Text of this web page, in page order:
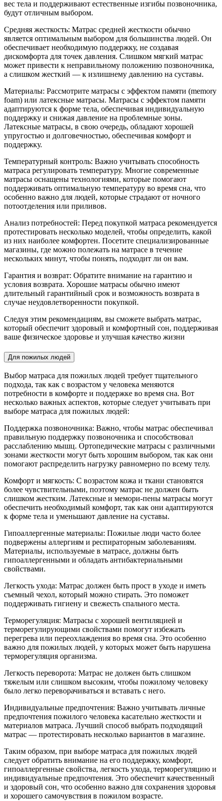
вес тела и поддерживают естественные изгибы позвоночника,
будут отличным выбором.
Средняя жесткость: Матрас средней жесткости обычно
является оптимальным выбором для большинства людей. Он
обеспечивает необходимую поддержку, не создавая
дискомфорта для точек давления. Слишком мягкий матрас
может привести к неправильному положению позвоночника,
а слишком жесткий — к излишнему давлению на суставы.
Материалы: Рассмотрите матрасы с эффектом памяти (memory
foam) или латексные матрасы. Матрасы с эффектом памяти
адаптируются к форме тела, обеспечивая индивидуальную
поддержку и снижая давление на проблемные зоны.
Латексные матрасы, в свою очередь, обладают хорошей
упругостью и долговечностью, обеспечивая комфорт и
поддержку.
Температурный контроль: Важно учитывать способность
матраса регулировать температуру. Многие современные
матрасы оснащены технологиями, которые помогают
поддерживать оптимальную температуру во время сна, что
особенно важно для людей, которые страдают от ночного
потоотделения или приливов.
Анализ потребностей: Перед покупкой матраса рекомендуется
протестировать несколько моделей, чтобы определить, какой
из них наиболее комфортен. Посетите специализированные
магазины, где можно полежать на матрасе в течение
нескольких минут, чтобы понять, подходит ли он вам.
Гарантия и возврат: Обратите внимание на гарантию и
условия возврата. Хорошие матрасы обычно имеют
длительный гарантийный срок и возможность возврата в
случае неудовлетворенности покупкой.
Следуя этим рекомендациям, вы сможете выбрать матрас,
который обеспечит здоровый и комфортный сон, поддерживая
ваше физическое здоровье и улучшая качество жизни
Для пожилых людей
Выбор матраса для пожилых людей требует тщательного
подхода, так как с возрастом у человека меняются
потребности в комфорте и поддержке во время сна. Вот
несколько важных аспектов, которые следует учитывать при
выборе матраса для пожилых людей:
Поддержка позвоночника: Важно, чтобы матрас обеспечивал
правильную поддержку позвоночника и способствовал
расслаблению мышц. Ортопедические матрасы с различными
зонами жесткости могут быть хорошим выбором, так как они
помогают распределить нагрузку равномерно по всему телу.
Комфорт и мягкость: С возрастом кожа и ткани становятся
более чувствительными, поэтому матрас не должен быть
слишком жестким. Латексные и мемори-пены матрасы могут
обеспечить необходимый комфорт, так как они адаптируются
к форме тела и уменьшают давление на суставы.
Гипоаллергенные материалы: Пожилые люди часто более
подвержены аллергиям и респираторным заболеваниям.
Материалы, используемые в матрасе, должны быть
гипоаллергенными и обладать антибактериальными
свойствами.
Легкость ухода: Матрас должен быть прост в уходе и иметь
съемный чехол, который можно стирать. Это поможет
поддерживать гигиену и свежесть спального места.
Терморегуляция: Матрасы с хорошей вентиляцией и
терморегулирующими свойствами помогут избежать
перегрева или переохлаждения во время сна. Это особенно
важно для пожилых людей, у которых может быть нарушена
терморегуляция организма.
Легкость переворота: Матрас не должен быть слишком
тяжелым или слишком высоким, чтобы пожилому человеку
было легко переворачиваться и вставать с него.
Индивидуальные предпочтения: Важно учитывать личные
предпочтения пожилого человека касательно жесткости и
материалов матраса. Лучший способ выбрать подходящий
матрас — протестировать несколько вариантов в магазине.
Таким образом, при выборе матраса для пожилых людей
следует обратить внимание на его поддержку, комфорт,
гипоаллергенные свойства, легкость ухода, терморегуляцию и
индивидуальные предпочтения. Это обеспечит качественный
и здоровый сон, что особенно важно для сохранения здоровья
и хорошего самочувствия в пожилом возрасте.